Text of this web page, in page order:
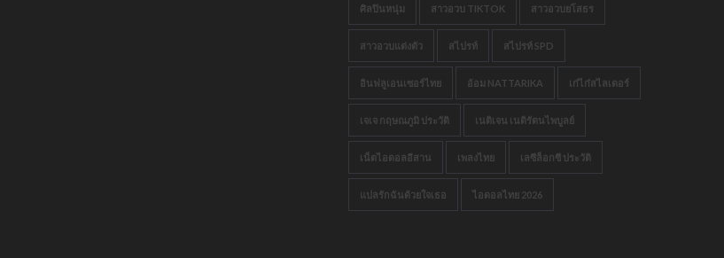
ศิลปินหนุ่ม สาวอวบ TIKTOK สาวอวบยโสธร
สาวอวบแต่งตัว สไปรท์ สไปรท์ SPD
อินฟลูเอนเซอร์ไทย อ้อม NATTARIKA เก๋ไก๋สไลเดอร์
เจเจ กฤษณภูมิ ประวัติ เนติเจน เนติรัตนไพบูลย์
เน็ตไอดอลอีสาน เพลงไทย เลซีล็อกซี ประวัติ
แปลรักฉันด้วยใจเธอ ไอดอลไทย 2026